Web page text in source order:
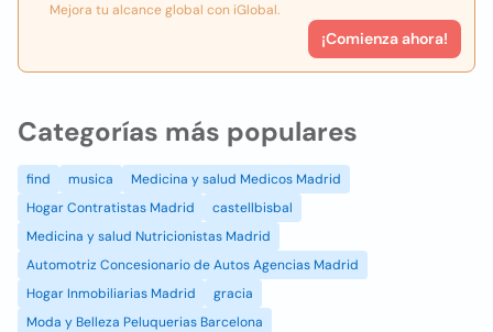
Mejora tu alcance global con iGlobal.
¡Comienza ahora!
Categorías más populares
find musica
Medicina y salud Medicos Madrid
Hogar Contratistas Madrid
castellbisbal
Medicina y salud Nutricionistas Madrid
Automotriz Concesionario de Autos Agencias Madrid
Hogar Inmobiliarias Madrid
gracia
Moda y Belleza Peluquerias Barcelona